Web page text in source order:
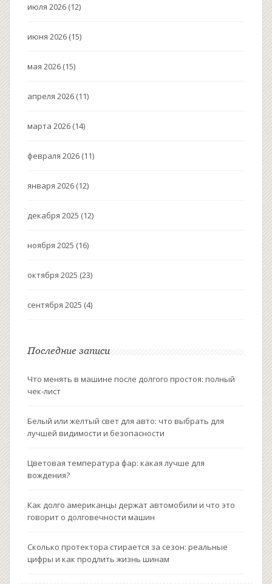
июля 2026 (12)
июня 2026 (15)
мая 2026 (15)
апреля 2026 (11)
марта 2026 (14)
февраля 2026 (11)
января 2026 (12)
декабря 2025 (12)
ноября 2025 (16)
октября 2025 (23)
сентября 2025 (4)
Последние записи
Что менять в машине после долгого простоя: полный
чек-лист
Белый или желтый свет для авто: что выбрать для
лучшей видимости и безопасности
Цветовая температура фар: какая лучше для
вождения?
Как долго американцы держат автомобили и что это
говорит о долговечности машин
Сколько протектора стирается за сезон: реальные
цифры и как продлить жизнь шинам